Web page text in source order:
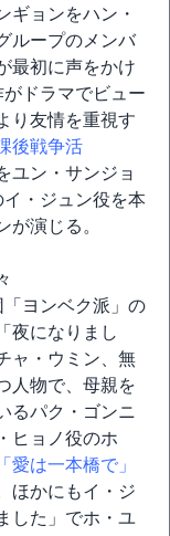
ギョンをハン・
ループのメンバ
最初に声をかけ
ドラマでビュー
り友情を重視す
後戦争活
ユン・サンジョ
・ジュン役を本
演じる。
ヨンベク派」の
夜になりまし
ャ・ウミン、無
人物で、母親を
るパク・ゴンニ
ヒョノ役のホ
「愛は一本橋で」
ほかにもイ・ジ
した」でホ・ユ